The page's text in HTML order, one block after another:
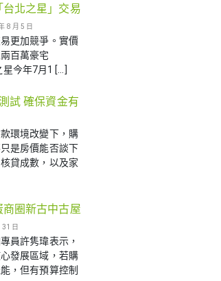
北之星」交易
8 月 5 日
更加競爭。實價
百萬豪宅
今年7月1 […]
試 確保資金有
環境改變下，購
是房價能否談下
貸成數，以及家
圈新古中古屋
日
員許隽瑋表示，
發展區域，若購
，但有預算控制